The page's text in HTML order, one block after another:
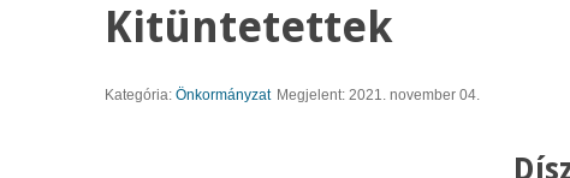
Kitüntetettek
Kategória: Önkormányzat Megjelent: 2021. november 04.